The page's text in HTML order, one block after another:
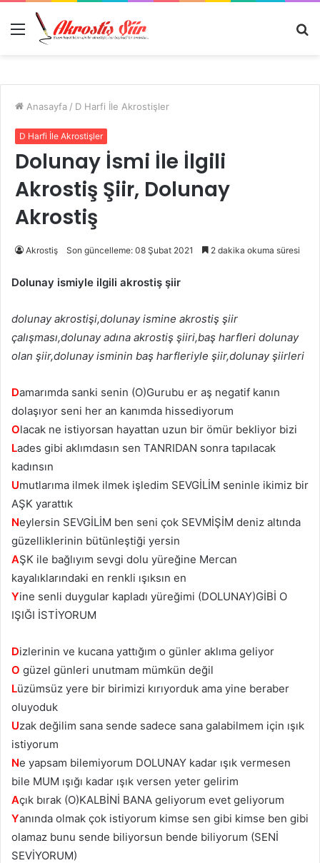
Menü
Anasayfa / D Harfi İle Akrostişler
D Harfi İle Akrostişler
Dolunay İsmi İle İlgili
Akrostiş Şiir, Dolunay
Akrostiş
Akrostiş Son güncelleme: 08 Şubat 2021 2 dakika okuma süresi
Dolunay ismiyle ilgili akrostiş şiir
dolunay akrostişi,dolunay ismine akrostiş şiir
çalışması,dolunay adına akrostiş şiiri,baş harfleri dolunay
olan şiir,dolunay isminin baş harfleriyle şiir,dolunay şiirleri
Damarımda sanki senin (O)Gurubu er aş negatif kanın
dolaşıyor seni her an kanımda hissediyorum
Olacak ne istiyorsan hayattan uzun bir ömür bekliyor bizi
Lades gibi aklımdasın sen TANRIDAN sonra tapılacak
kadınsın
Umutlarıma ilmek ilmek işledim SEVGİLİM seninle ikimiz bir
AŞK yarattık
Neylersin SEVGİLİM ben seni çok SEVMİŞİM deniz altında
güzelliklerinin bütünleştiği yersin
AŞK ile bağlıyım sevgi dolu yüreğine Mercan
kayalıklarındaki en renkli ışıksın en
Yine senli duygular kapladı yüreğimi (DOLUNAY)GİBİ O
IŞIĞI İSTİYORUM
Dizlerinin ve kucana yattığım o günler aklıma geliyor
O güzel günleri unutmam mümkün değil
Lüzümsüz yere bir birimizi kırıyorduk ama yine beraber
oluyoduk
Uzak değilim sana sende sadece sana galabilmem için ışık
istiyorum
Ne yapsam bilemiyorum DOLUNAY kadar ışık vermesen
bile MUM ışığı kadar ışık versen yeter gelirim
Açık bırak (O)KALBİNİ BANA geliyorum evet geliyorum
Yanında olmak çok istiyorum kimse sen gibi kimse ben gibi
olamaz bunu sende biliyorsun bende biliyorum (SENİ
SEVİYORUM)